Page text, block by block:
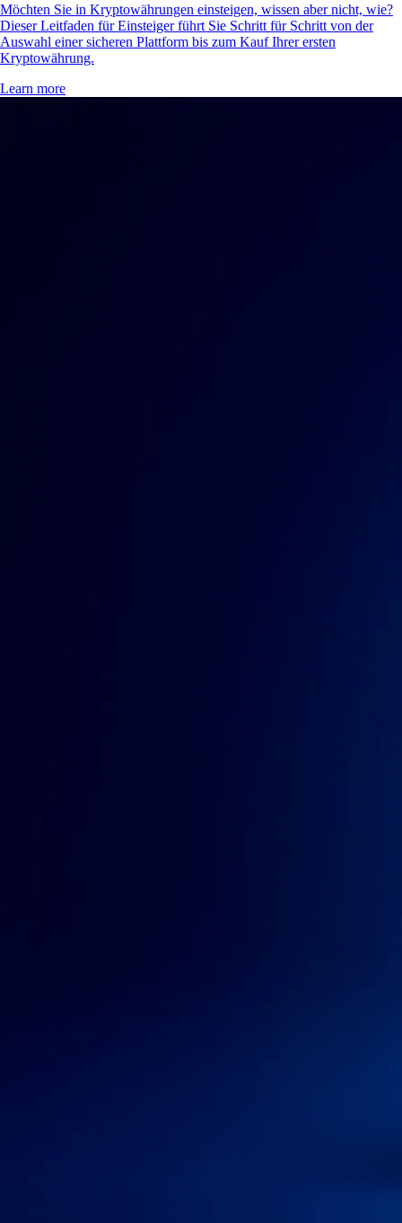
Möchten Sie in Kryptowährungen einsteigen, wissen aber nicht, wie?
Dieser Leitfaden für Einsteiger führt Sie Schritt für Schritt von der
Auswahl einer sicheren Plattform bis zum Kauf Ihrer ersten
Kryptowährung.
Learn more